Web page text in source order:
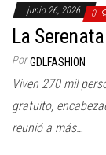
junio 26, 2026 0
La
Por GDLFASHION
Viven 270 mil
gratuito,
reunió a más…